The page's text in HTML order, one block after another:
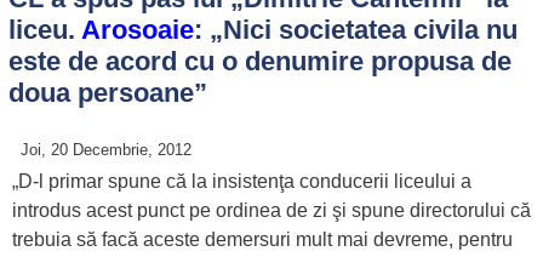
liceu. Arosoaie: „Nici societatea civila nu
este de acord cu o denumire propusa de
doua persoane”
Joi, 20 Decembrie, 2012
„D-l primar spune că la insistenţa conducerii liceului a
introdus acest punct pe ordinea de zi şi spune directorului că
trebuia să facă aceste demersuri mult mai devreme, pentru